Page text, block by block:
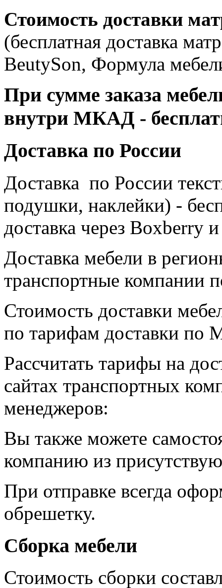
Стоимость доставки
(бесплатная доставка
BeutySon, Формула
При сумме заказа
внутри МКАД -
Доставка по России
Доставка по России
подушки, наклейки) -
доставка через Boxberry
Доставка мебели в
транспортные компании
Стоимость доставки
по тарифам доставки по
Рассчитать тарифы на
сайтах транспортных
менеджеров:
Вы также можете
компанию из
При отправке всегда
обрешетку.
Сборка мебели
Стоимость сборки